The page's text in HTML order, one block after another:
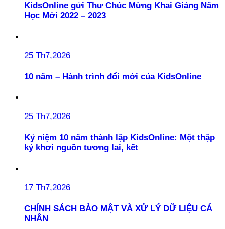
KidsOnline gửi Thư Chúc Mừng Khai Giảng Năm
Học Mới 2022 – 2023
25 Th7,2026
10 năm – Hành trình đổi mới của KidsOnline
25 Th7,2026
Kỷ niệm 10 năm thành lập KidsOnline: Một thập
kỷ khơi nguồn tương lai, kết
17 Th7,2026
CHÍNH SÁCH BẢO MẬT VÀ XỬ LÝ DỮ LIỆU CÁ
NHÂN